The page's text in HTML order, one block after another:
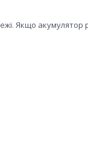
Якщо акумулятор